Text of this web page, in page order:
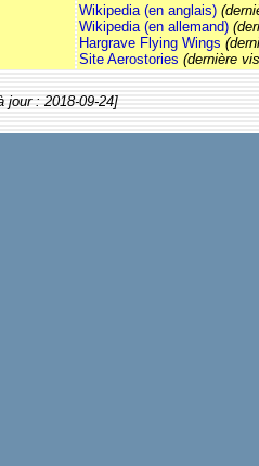
Wikipedia (en anglais)
Wikipedia (en allemand)
Hargrave Flying Wings
Site Aerostories (dernière
jour : 2018-09-24]